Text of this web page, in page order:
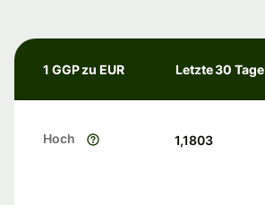
1 GGP zu EUR Letzte 30 Tage
Hoch 1,1803